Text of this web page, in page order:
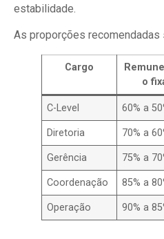
estabilidade.
As proporções recomendadas
Cargo
o
C-Level 60% a
Diretoria 70% a
Gerência 75% a
Coordenação 85% a
Operação 90% a